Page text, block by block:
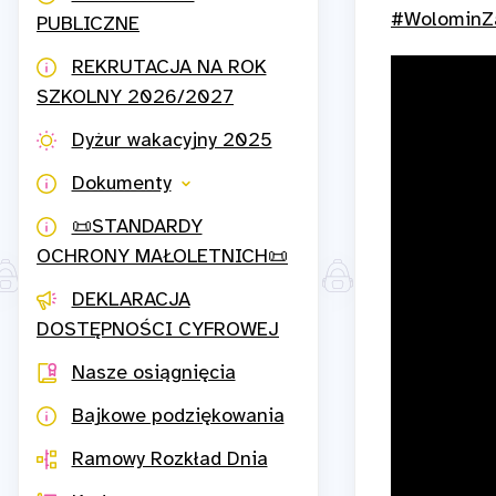
PUBLICZNE
REKRUTACJA NA ROK
SZKOLNY 2026/2027
Dyżur wakacyjny 2025
Dokumenty
📜STANDARDY
OCHRONY MAŁOLETNICH📜
DEKLARACJA
DOSTĘPNOŚCI CYFROWEJ
Nasze osiągnięcia
Bajkowe podziękowania
Ramowy Rozkład Dnia